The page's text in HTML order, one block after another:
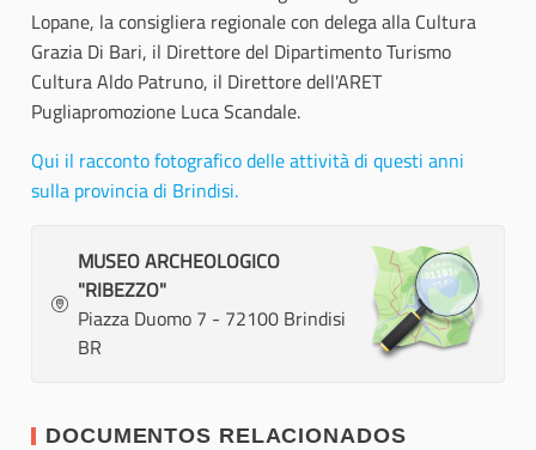
Lopane, la consigliera regionale con delega alla Cultura
Grazia Di Bari, il Direttore del Dipartimento Turismo
Cultura Aldo Patruno, il Direttore dell'ARET
Pugliapromozione Luca Scandale.
Qui il racconto fotografico delle attività di questi anni
sulla provincia di Brindisi.
MUSEO ARCHEOLOGICO
"RIBEZZO"
Piazza Duomo 7 - 72100 Brindisi
BR
DOCUMENTOS RELACIONADOS